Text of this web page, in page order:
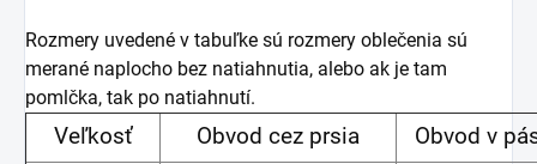
Rozmery uvedené v tabuľke sú rozmery oblečenia sú
merané naplocho bez natiahnutia, alebo ak je tam
pomlčka, tak po natiahnutí.
Veľkosť Obvod cez prsia
Obvod v